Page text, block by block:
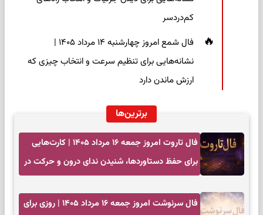
کم‌دردسر
فال شمع امروز چهارشنبه ۱۴ مرداد ۱۴۰۵ |
نشانه‌هایی برای تنظیم سرعت و انتخاب چیزی که
ارزش ماندن دارد
برترین‌ها
فال تاروت امروز جمعه ۱۶ مرداد ۱۴۰۵ | کارت‌هایی
برای حفظ دستاوردها، شنیدن ندای درون و حرکت در
فال سرنوشت امروز جمعه ۱۶ مرداد ۱۴۰۵ | روزی برای